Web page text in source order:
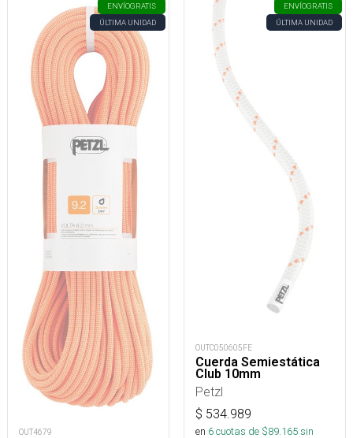
ENVÍOGRATIS
ÚLTIMA UNIDAD
OUT4679
ENVÍOGRATIS
ÚLTIMA UNIDAD
OUTC050605FE
Cuerda Semiestática
Club 10mm
Petzl
$ 534.989
en 6cuotas de $89.165sin